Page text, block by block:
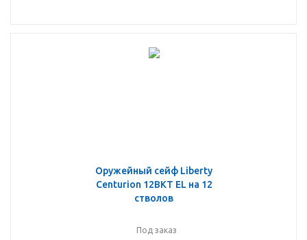
Оружейный сейф Liberty
Centurion 12BKT EL на 12
стволов
Под заказ